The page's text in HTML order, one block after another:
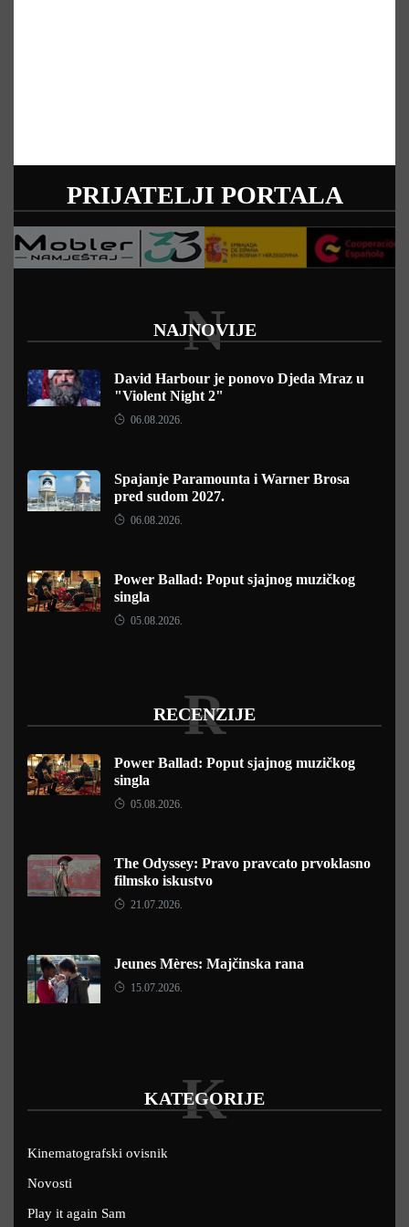
PRIJATELJI PORTALA
NAJNOVIJE
N
David Harbour je ponovo Djeda Mraz u
"Violent Night 2"
06.08.2026.
Spajanje Paramounta i Warner Brosa
pred sudom 2027.
06.08.2026.
Power Ballad: Poput sjajnog muzičkog
singla
05.08.2026.
RECENZIJE
R
Power Ballad: Poput sjajnog muzičkog
singla
05.08.2026.
The Odyssey: Pravo pravcato prvoklasno
filmsko iskustvo
21.07.2026.
Jeunes Mères: Majčinska rana
15.07.2026.
KATEGORIJE
K
Kinematografski ovisnik
Novosti
Play it again Sam